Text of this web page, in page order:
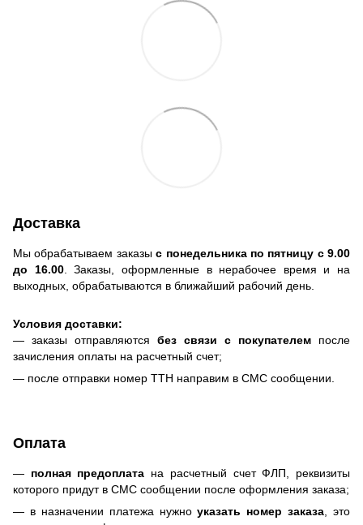
Доставка
Мы обрабатываем заказыс понедельника по пятницу с 9.00
до 16.00. Заказы, оформленные в нерабочее время и на
выходных, обрабатываются в ближайший рабочий день.
Условия доставки:
— заказы отправляются без связи с покупателем после
зачисления оплаты на расчетный счет;
— после отправки номер ТТН направим в СМС сообщении.
Оплата
— полная предоплата на расчетный счет ФЛП, реквизиты
которого придут в СМС сообщении после оформления заказа;
— в назначении платежа нужноуказать номер заказа, это